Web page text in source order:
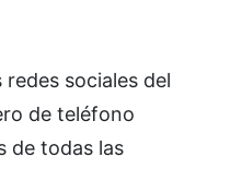
sociales del
de teléfono
de todas las